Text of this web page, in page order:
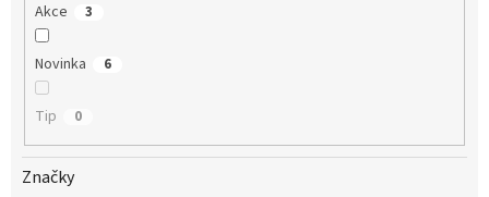
Akce 3
Novinka 6
Tip 0
Značky